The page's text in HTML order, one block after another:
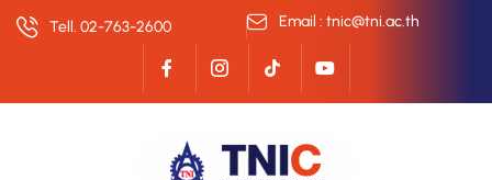
Tell. 02-763-2600 Email : tnic@tni.ac.th